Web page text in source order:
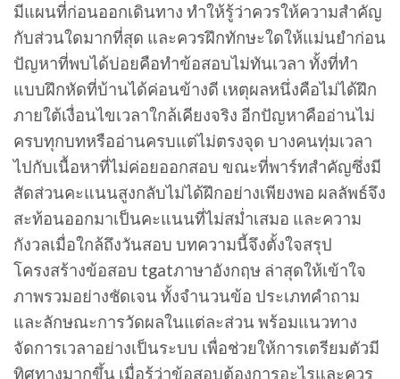
มีแผนที่ก่อนออกเดินทาง ทำให้รู้ว่าควรให้ความสำคัญ
กับส่วนใดมากที่สุด และควรฝึกทักษะใดให้แม่นยำก่อน
ปัญหาที่พบได้บ่อยคือทำข้อสอบไม่ทันเวลา ทั้งที่ทำ
แบบฝึกหัดที่บ้านได้ค่อนข้างดี เหตุผลหนึ่งคือไม่ได้ฝึก
ภายใต้เงื่อนไขเวลาใกล้เคียงจริง อีกปัญหาคืออ่านไม่
ครบทุกบทหรืออ่านครบแต่ไม่ตรงจุด บางคนทุ่มเวลา
ไปกับเนื้อหาที่ไม่ค่อยออกสอบ ขณะที่พาร์ทสำคัญซึ่งมี
สัดส่วนคะแนนสูงกลับไม่ได้ฝึกอย่างเพียงพอ ผลลัพธ์จึง
สะท้อนออกมาเป็นคะแนนที่ไม่สม่ำเสมอ และความ
กังวลเมื่อใกล้ถึงวันสอบ บทความนี้จึงตั้งใจสรุป
โครงสร้างข้อสอบ tgatภาษาอังกฤษ ล่าสุดให้เข้าใจ
ภาพรวมอย่างชัดเจน ทั้งจำนวนข้อ ประเภทคำถาม
และลักษณะการวัดผลในแต่ละส่วน พร้อมแนวทาง
จัดการเวลาอย่างเป็นระบบ เพื่อช่วยให้การเตรียมตัวมี
ทิศทางมากขึ้น เมื่อรู้ว่าข้อสอบต้องการอะไรและควร